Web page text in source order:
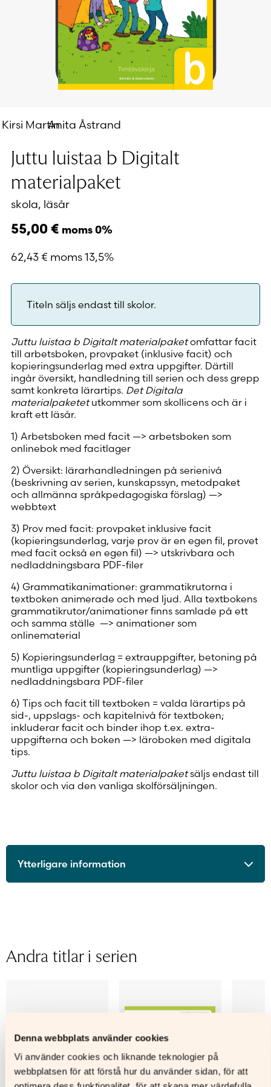
Denna webbplats använder cookies
Vi använder cookies och liknande teknologier på
webbplatsen för att förstå hur du använder sidan, för att
Kirsi MartinAnita Åstrand
Juttu luistaa b Digitalt
materialpaket
skola, läsår
55,00 € moms 0%
62,43€ moms 13,5%
Titeln säljs endast till skolor.
Juttu luistaa b Digitalt materialpaketomfattar facit
till arbetsboken, provpaket (inklusive facit) och
kopieringsunderlag med extra uppgifter. Därtill
ingår översikt, handledning till serien och dess grepp
samt konkreta lärartips. Det Digitala
materialpaketetutkommer som skollicens och är i
kraft ett läsår.
1) Arbetsboken med facit —> arbetsboken som
onlinebok med facitlager
2) Översikt: lärarhandledningen på serienivå
(beskrivning av serien, kunskapssyn, metodpaket
och allmänna språkpedagogiska förslag) —>
webbtext
3) Prov med facit: provpaket inklusive facit
(kopieringsunderlag, varje prov är en egen fil, provet
med facit också en egen fil) —> utskrivbara och
nedladdningsbara PDF-filer
4) Grammatikanimationer: grammatikrutorna i
textboken animerade och med ljud. Alla textbokens
grammatikrutor/animationer finns samlade på ett
och samma ställe —> animationer som
onlinematerial
5) Kopieringsunderlag = extrauppgifter, betoning på
muntliga uppgifter (kopieringsunderlag) —>
nedladdningsbara PDF-filer
6) Tips och facit till textboken = valda lärartips på
sid-, uppslags- och kapitelnivå för textboken;
inkluderar facit och binder ihop t.ex. extra-
uppgifterna och boken —> läroboken med digitala
tips.
Juttu luistaa b Digitalt materialpaketsäljs endast till
skolor och via den vanliga skolförsäljningen.
Ytterligare information
Licenstid
Typ av licens
Skollicens för lärare
Kirsi Martin, Anita Åstrand
Andra titlar i serien